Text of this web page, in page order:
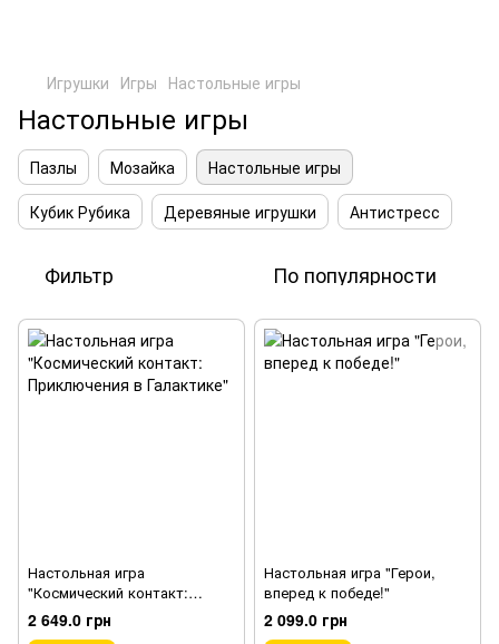
Игрушки Игры Настольные игры
Настольные игры
Пазлы Мозайка
Настольные игры
Кубик Рубика
Деревяные игрушки Антистресс
Фильтр По популярности
Настольная игра
"Космический контакт:
Приключения в Галактике"
2 649.0 грн
Настольная игра "Герои,
вперед к победе!"
2 099.0 грн